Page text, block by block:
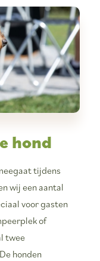
hond
tijdens
wij een aantal
voor gasten
of
twee
honden